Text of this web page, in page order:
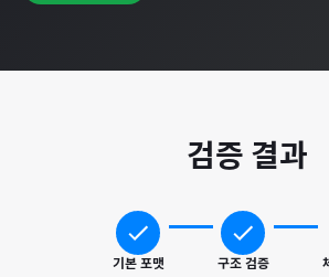
검증 결과
기본 포맷 구조 검증